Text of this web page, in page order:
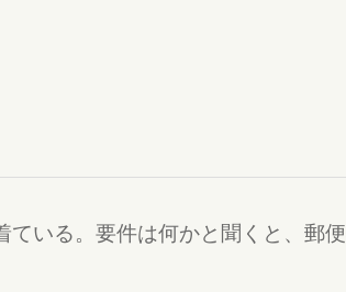
いる。要件は何かと聞くと、郵便